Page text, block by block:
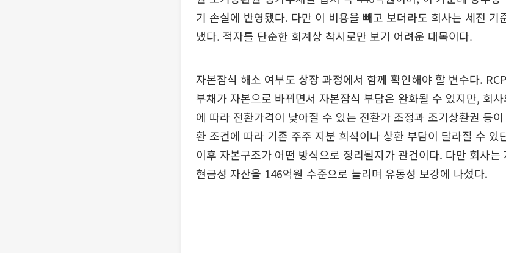
기 손실에 반영됐다. 다만 이 비용을 빼고 보더라도 회사는 세전 기
냈다. 적자를 단순한 회계상 착시로만 보기 어려운 대목이다.
자본잠식 해소 여부도 상장 과정에서 함께 확인해야 할 변수다.
부채가 자본으로 바뀌면서 자본잠식 부담은 완화될 수 있지만, 회
에 따라 전환가격이 낮아질 수 있는 전환가 조정과 조기상환권 등
환 조건에 따라 기존 주주 지분 희석이나 상환 부담이 달라질 수 있
이후 자본구조가 어떤 방식으로 정리될지가 관건이다. 다만 회사는
현금성 자산을 146억원 수준으로 늘리며 유동성 보강에 나섰다.